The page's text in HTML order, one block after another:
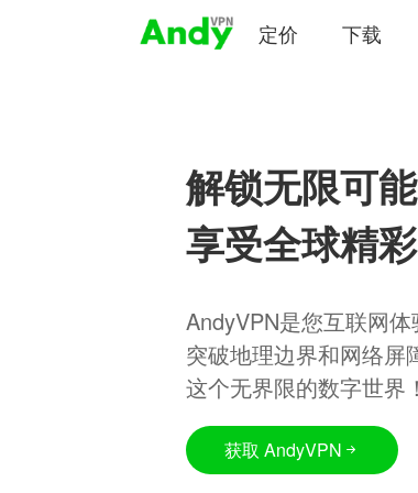
定价 下载
解锁无限可能
享受全球精彩
AndyVPN是您互联网
突破地理边界和网络屏
这个无界限的数字世界！
获取 AndyVPN